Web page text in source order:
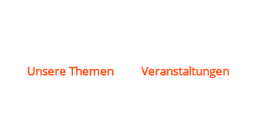
Unsere Themen Veranstaltungen